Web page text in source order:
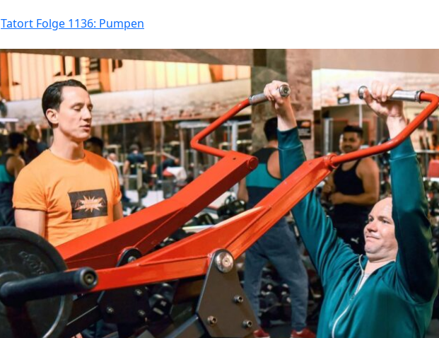
Tatort Folge 1136: Pumpen